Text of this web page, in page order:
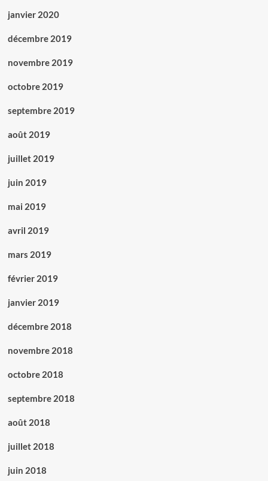
janvier 2020
décembre 2019
novembre 2019
octobre 2019
septembre 2019
août 2019
juillet 2019
juin 2019
mai 2019
avril 2019
mars 2019
février 2019
janvier 2019
décembre 2018
novembre 2018
octobre 2018
septembre 2018
août 2018
juillet 2018
juin 2018